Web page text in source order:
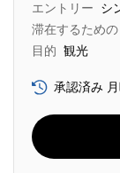
エントリー
シ
滞在するための
目的 観光
承認済み